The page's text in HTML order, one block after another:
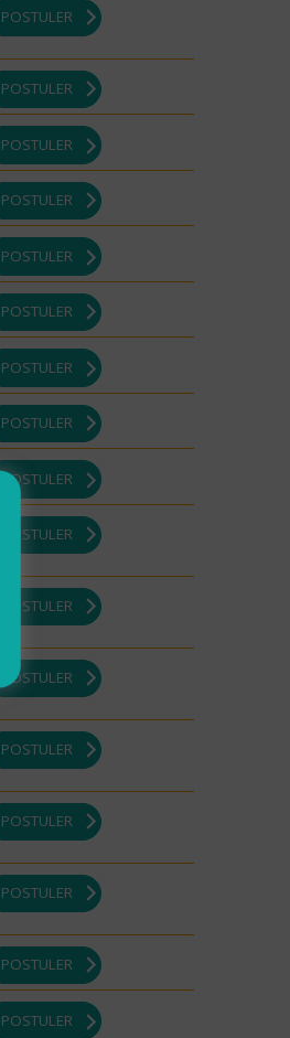
POSTULER
POSTULER
POSTULER
POSTULER
POSTULER
POSTULER
POSTULER
POSTULER
POSTULER
POSTULER
POSTULER
POSTULER
POSTULER
POSTULER
POSTULER
POSTULER
POSTULER